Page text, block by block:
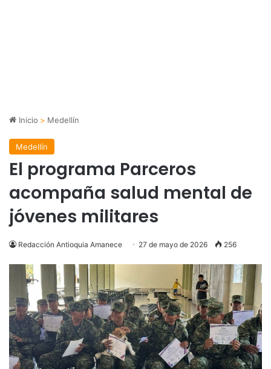
Inicio > Medellín
Medellín
El programa Parceros
acompaña salud mental de
jóvenes militares
Redacción Antioquia Amanece 27 de mayo de 2026 256